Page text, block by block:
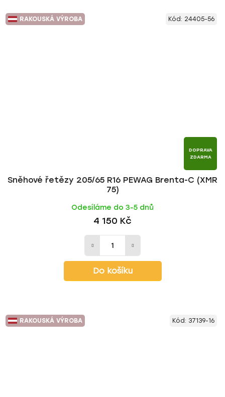
RAKOUSKÁ VÝROBA
DOPRAVA
ZDARMA
Sněhové řetězy 205/65 R16 PEWAG Brenta-C (XMR
75)
Odesíláme do 3-5 dnů
4 150 Kč
Do košíku
Kód: 24405-56
RAKOUSKÁ VÝROBA Kód: 37139-16